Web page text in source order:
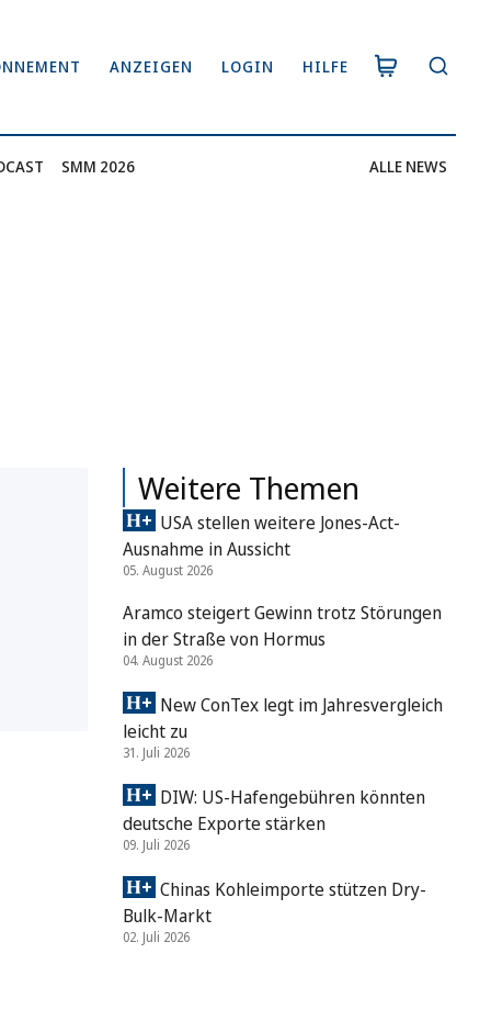
ANZEIGEN LOGIN HILFE
SMM 2026 ALLE NEWS
Weitere Themen
USA stellen weitere Jones-Act-
Ausnahme in Aussicht
05. August 2026
Aramco steigert Gewinn trotz Störungen
in der Straße von Hormus
04. August 2026
New ConTex legt im Jahresvergleich
leicht zu
31. Juli 2026
DIW: US-Hafengebühren könnten
deutsche Exporte stärken
09. Juli 2026
Chinas Kohleimporte stützen Dry-
Bulk-Markt
02. Juli 2026